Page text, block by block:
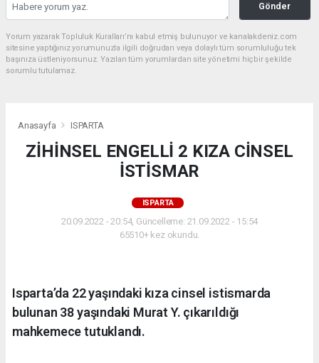
Gönder
Yorum yazarak Topluluk Kuralları’nı kabul etmiş bulunuyor ve kanalakdeniz.com
sitesine yaptığınız yorumunuzla ilgili doğrudan veya dolaylı tüm sorumluluğu tek
başınıza üstleniyorsunuz. Yazılan tüm yorumlardan site yönetimi hiçbir şekilde
sorumlu tutulamaz.
Anasayfa ISPARTA
ZİHİNSEL ENGELLİ 2 KIZA CİNSEL
İSTİSMAR
ISPARTA
20.09.2022 - 20:54, Güncelleme: 21.09.2022 - 15:54
65510+ kez okundu.
Isparta’da 22 yaşındaki kıza cinsel istismarda
bulunan 38 yaşındaki Murat Y. çıkarıldığı
mahkemece tutuklandı.